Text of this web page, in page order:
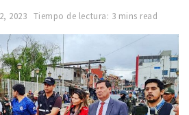
2023 Tiempo de lectura: 3 mins read